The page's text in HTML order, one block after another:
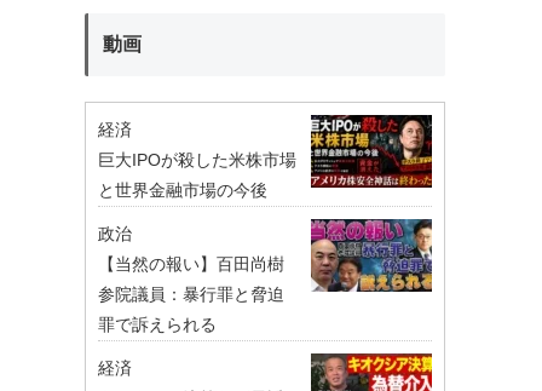
動画
経済
巨大IPOが殺した米株市場
と世界金融市場の今後
政治
【当然の報い】百田尚樹
参院議員：暴行罪と脅迫
罪で訴えられる
経済